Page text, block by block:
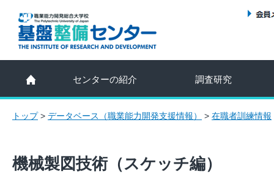
センターの紹介 調査研究
トップ> データベース（職業能力開発支援情報） > 在職者訓練情報
機械製図技術（スケッチ編）